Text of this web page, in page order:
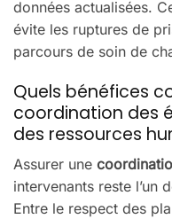
données actualisées.
évite les ruptures de
parcours de soin de
Quels bénéfices
coordination des
des ressources
Assurer une
intervenants reste l’un
Entre le respect des